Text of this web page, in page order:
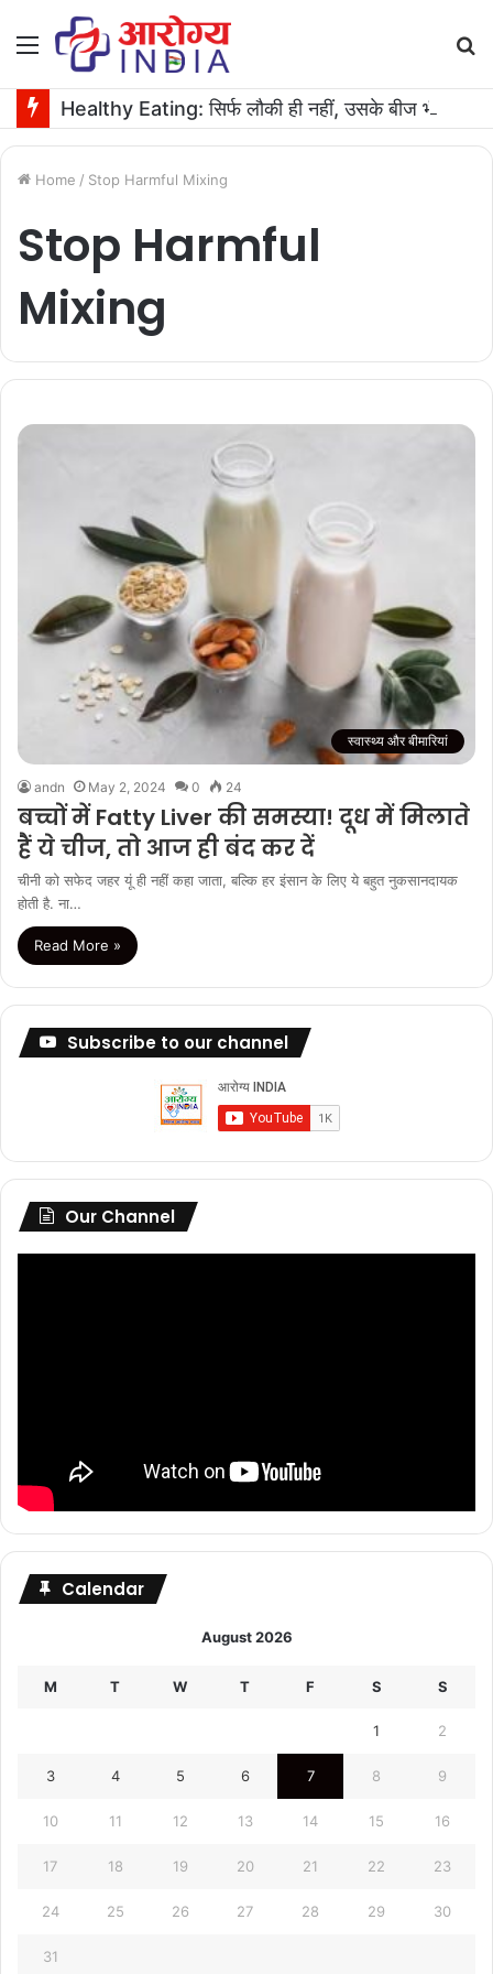
Menu
Home / Stop Harmful Mixing
Stop Harmful
Mixing
स्वास्थ्य और बीमारियां
andn May 2, 2024 0 24
बच्चों में Fatty Liver की समस्या! दूध में मिलाते
हैं ये चीज, तो आज ही बंद कर दें
चीनी को सफेद जहर यूं ही नहीं कहा जाता, बल्कि हर इंसान के लिए ये बहुत नुकसानदायक
होती है. ना…
Read More »
Subscribe to our channel
Our Channel
Calendar
August 2026
M T W T F S S
1 2
3 4 5 6 7 8 9
10 11 12 13 14 15 16
17 18 19 20 21 22 23
24 25 26 27 28 29 30
31